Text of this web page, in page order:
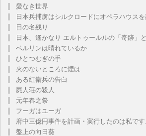
愛なき世界
日本兵捕虜はシルクロードにオペラハウスを
日の名残り
日本、遙かなり エルトゥールルの「奇跡」
ベルリンは晴れているか
ひとつむぎの手
火のないところに煙は
ある紅衛兵の告白
屍人荘の殺人
元年春之祭
フーガはユーガ
府中三億円事件を計画・実行したのは私です
盤上の向日葵